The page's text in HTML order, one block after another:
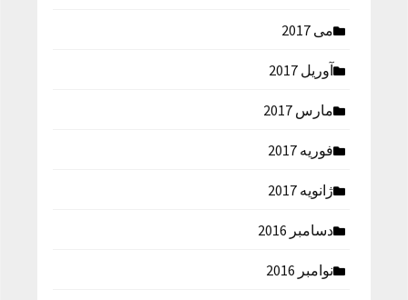
می 2017
آوریل 2017
مارس 2017
فوریه 2017
ژانویه 2017
دسامبر 2016
نوامبر 2016